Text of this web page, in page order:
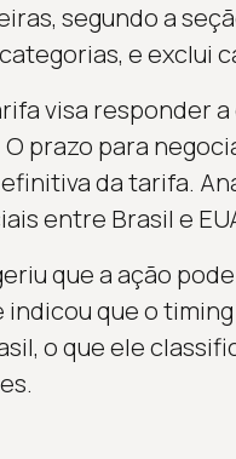
segundo a
e exclui
visa responder
prazo para
da tarifa.
entre Brasil e
que a ação
que o
o que ele